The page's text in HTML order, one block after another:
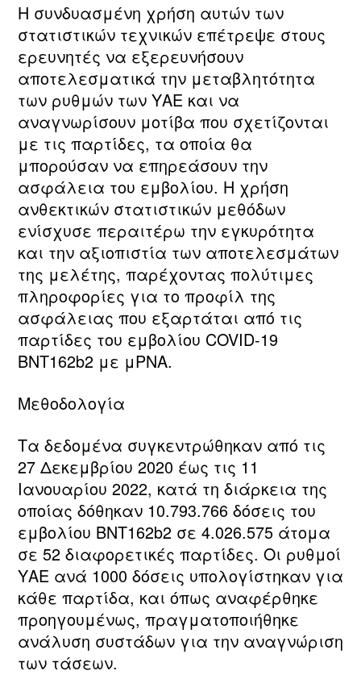
Η συνδυασμένη χρήση αυτών των
στατιστικών τεχνικών επέτρεψε στους
ερευνητές να εξερευνήσουν
αποτελεσματικά την μεταβλητότητα
των ρυθμών των ΥΑΕ και να
αναγνωρίσουν μοτίβα που σχετίζονται
με τις παρτίδες, τα οποία θα
μπορούσαν να επηρεάσουν την
ασφάλεια του εμβολίου. Η χρήση
ανθεκτικών στατιστικών μεθόδων
ενίσχυσε περαιτέρω την εγκυρότητα
και την αξιοπιστία των αποτελεσμάτων
της μελέτης, παρέχοντας πολύτιμες
πληροφορίες για το προφίλ της
ασφάλειας που εξαρτάται από τις
παρτίδες του εμβολίου COVID-19
BNT162b2 με μΡΝΑ.
Μεθοδολογία
Τα δεδομένα συγκεντρώθηκαν από τις
27 Δεκεμβρίου 2020 έως τις 11
Ιανουαρίου 2022, κατά τη διάρκεια της
οποίας δόθηκαν 10.793.766 δόσεις του
εμβολίου BNT162b2 σε 4.026.575 άτομα
σε 52 διαφορετικές παρτίδες. Οι ρυθμοί
ΥΑΕ ανά 1000 δόσεις υπολογίστηκαν για
κάθε παρτίδα, και όπως αναφέρθηκε
προηγουμένως, πραγματοποιήθηκε
ανάλυση συστάδων για την αναγνώριση
των τάσεων.